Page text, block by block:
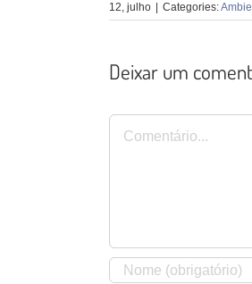
12, julho Categories:
Deixar um
Comentário